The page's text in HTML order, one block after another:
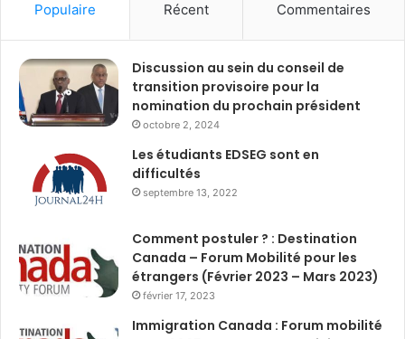
Populaire Récent Commentaires
Discussion au sein du conseil de
transition provisoire pour la
nomination du prochain président
octobre 2, 2024
Les étudiants EDSEG sont en
difficultés
septembre 13, 2022
Comment postuler ? : Destination
Canada – Forum Mobilité pour les
étrangers (Février 2023 – Mars 2023)
février 17, 2023
Immigration Canada : Forum mobilité